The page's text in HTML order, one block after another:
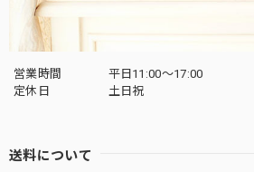
営業時間
平日11:00～17:00
定休日
土日祝
送料について